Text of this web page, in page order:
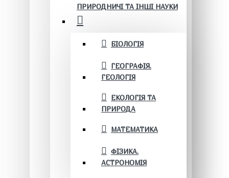
ПРИРОДНИЧІ ТА ІНШІ НАУКИ
БІОЛОГІЯ
ГЕОГРАФІЯ.
ГЕОЛОГІЯ
ЕКОЛОГІЯ ТА
ПРИРОДА
МАТЕМАТИКА
ФІЗИКА.
АСТРОНОМІЯ